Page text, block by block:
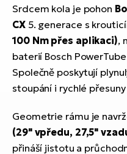
Srdcem kola je pohon
CX5. generace s
100 Nm přes aplikaci),
baterií Bosch
Společně poskytují
stoupání i rychlé
Geometrie rámu je
(29" vpředu, 27,5"
přináší jistotu a